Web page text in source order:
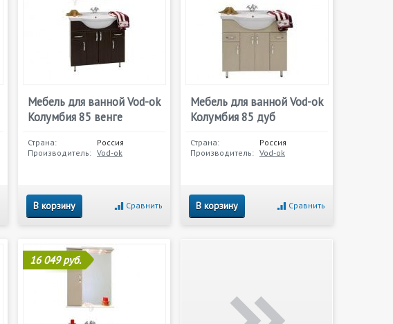
Мебель для ванной Vod-ok
Колумбия 85 венге
Страна:
Россия
Производитель: Vod-ok
В корзину Сравнить
Мебель для ванной Vod-ok
Колумбия 85 дуб
Страна:
Россия
Производитель: Vod-ok
В корзину Сравнить
16 049 руб.